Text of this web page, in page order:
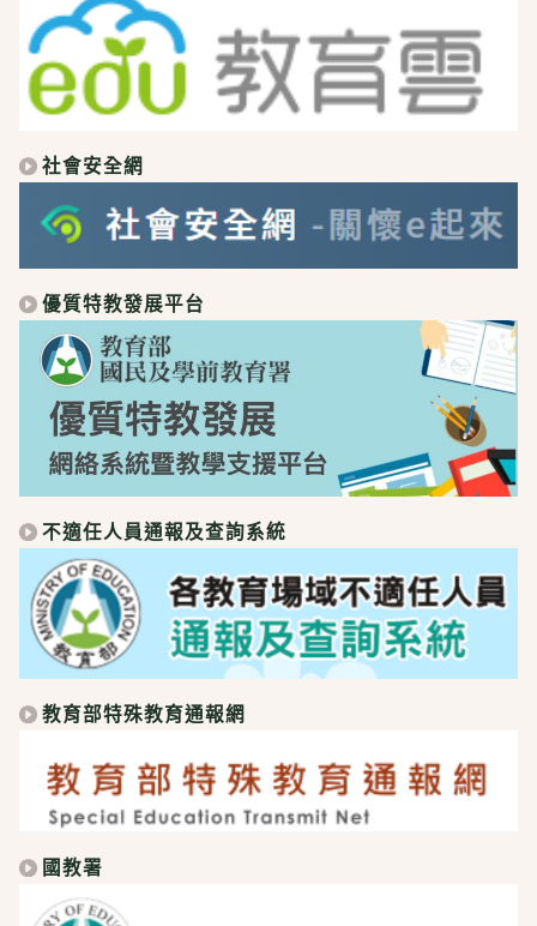
社會安全網
優質特教發展平台
不適任人員通報及查詢系統
教育部特殊教育通報網
國教署